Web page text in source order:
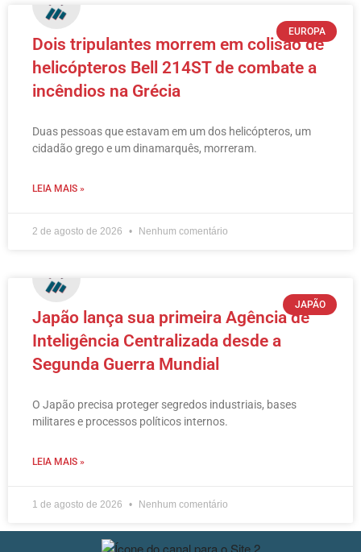
EUROPA
Dois tripulantes morrem em colisão de
helicópteros Bell 214ST de combate a
incêndios na Grécia
Duas pessoas que estavam em um dos helicópteros, um
cidadão grego e um dinamarquês, morreram.
LEIA MAIS »
2 de agosto de 2026 Nenhum comentário
JAPÃO
Japão lança sua primeira Agência de
Inteligência Centralizada desde a
Segunda Guerra Mundial
O Japão precisa proteger segredos industriais, bases
militares e processos políticos internos.
LEIA MAIS »
1 de agosto de 2026 Nenhum comentário